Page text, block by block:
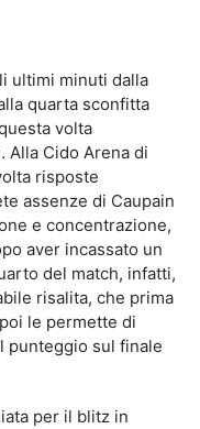
ultimi minuti dalla
quarta sconfitta
volta
Alla Cido Arena di
risposte
assenze di Caupain
e concentrazione,
aver incassato un
del match, infatti,
risalita, che prima
le permette di
punteggio sul finale
per il blitz in